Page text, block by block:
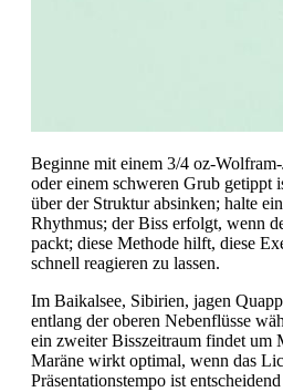
Beginne mit einem 3/4 oz-
oder einem schweren Grub getippt
über der Struktur absinken; halte
Rhythmus; der Biss erfolgt, wenn
packt; diese Methode hilft, diese
schnell reagieren zu lassen.
Im Baikalsee, Sibirien, jagen
entlang der oberen Nebenflüsse
ein zweiter Bisszeitraum findet um
Maräne wirkt optimal, wenn das
Präsentationstempo ist